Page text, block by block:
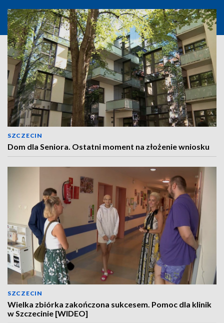
SZCZECIN
Dom dla Seniora. Ostatni moment na złożenie wniosku
SZCZECIN
Wielka zbiórka zakończona sukcesem. Pomoc dla klinik
w Szczecinie [WIDEO]